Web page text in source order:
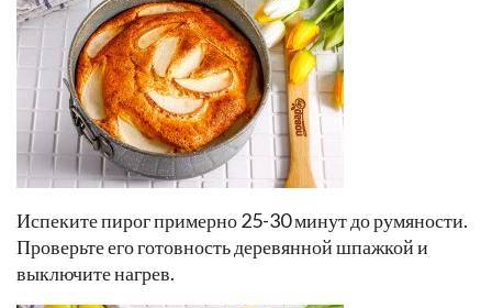
Испеките пирог примерно 25-30 минут до румяности.
Проверьте его готовность деревянной шпажкой и
выключите нагрев.